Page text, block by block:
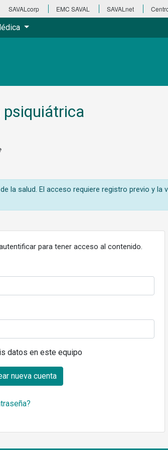
SAVALcorp EMC SAVAL SAVALnet
psiquiátrica
la salud. El acceso requiere registro previo y la
para tener acceso al contenido.
datos en este equipo
nueva cuenta